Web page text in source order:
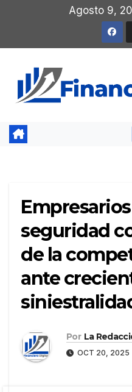
contenido
Agosto 9,
seguridad
de la
ante
Por La
OCT 20, 2025